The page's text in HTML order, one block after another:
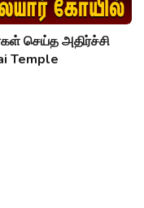
செய்த அதிர்ச்சி
Temple